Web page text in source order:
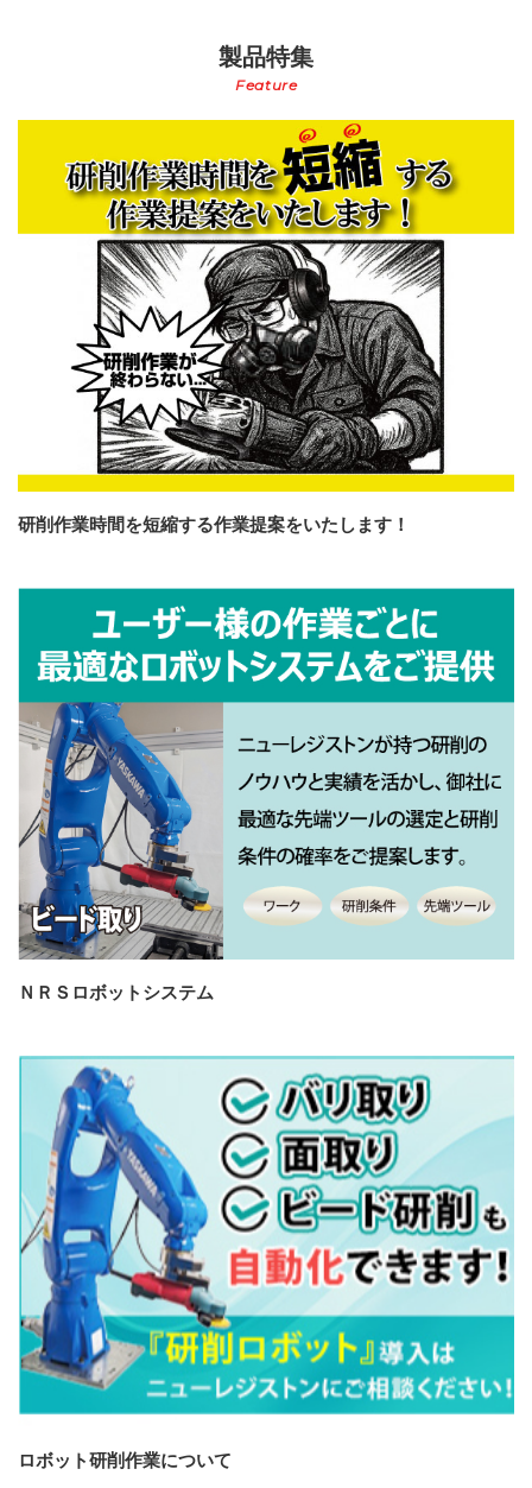
製品特集
Feature
研削作業時間を短縮する作業提案をいたします！
ＮＲＳロボットシステム
ロボット研削作業について